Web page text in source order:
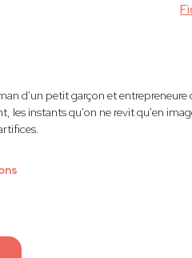
d'un petit garçon et entrepreneure
les instants qu'on ne revit qu'en